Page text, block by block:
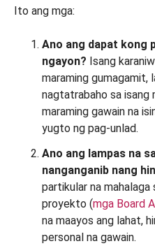
Ito ang mga:
Ano ang dapat kong
ngayon? Isang
maraming gumagamit,
nagtatrabaho sa isang
maraming gawain na
yugto ng pag-unlad.
Ano ang lampas na
nanganganib nang
partikular na
proyekto (mga Board
na maayos ang lahat,
personal na gawain.